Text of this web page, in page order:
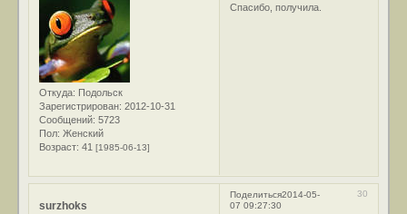
Откуда: Подольск
Зарегистрирован: 2012-10-31
Сообщений: 5723
Пол: Женский
Возраст: 41[1985-06-13]
Спасибо, получила.
Поделиться 30
2014-05-
07 09:27:30
surzhoks